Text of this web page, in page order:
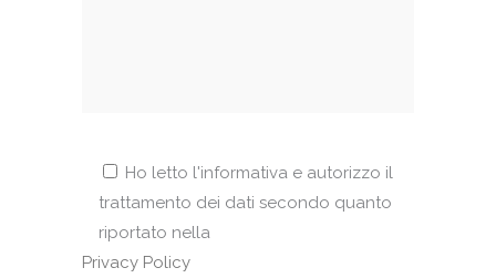
Ho letto l'informativa e autorizzo il
trattamento dei dati secondo quanto
riportato nella
Privacy Policy